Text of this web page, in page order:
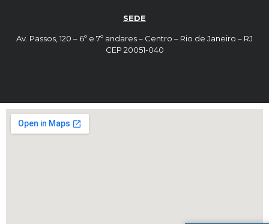
SEDE
Av. Passos, 120 – 6º e 7º andares – Centro – Rio de Janeiro – RJ
CEP 20051-040